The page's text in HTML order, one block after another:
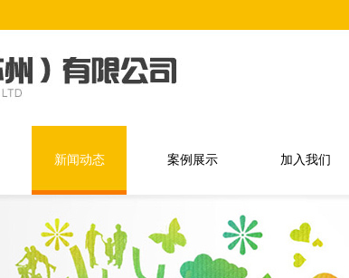
新闻动态 案例展示 加入我们